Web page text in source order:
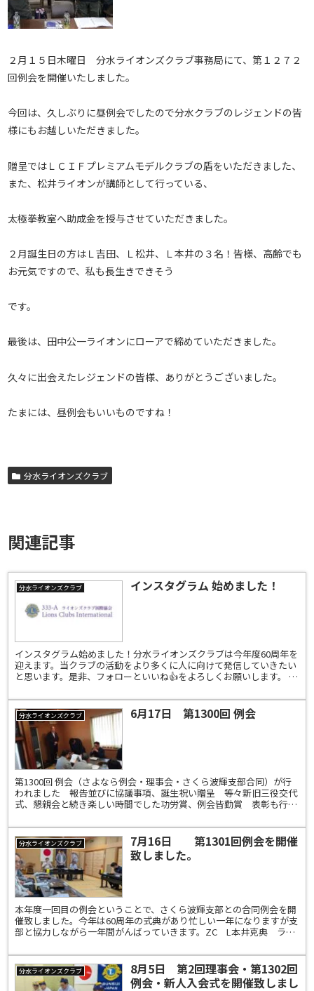
２月１５日木曜日 分水ライオンズクラブ事務局にて、第１２７２
回例会を開催いたしました。
今回は、久しぶりに昼例会でしたので分水クラブのレジェンドの皆
様にもお越しいただきました。
贈呈ではＬＣＩＦプレミアムモデルクラブの盾をいただきました、
また、松井ライオンが講師として行っている、
太極拳教室へ助成金を授与させていただきました。
２月誕生日の方はＬ吉田、Ｌ松井、Ｌ本井の３名！皆様、高齢でも
お元気ですので、私も長生きできそう
です。
最後は、田中公一ライオンにローアで締めていただきました。
久々に出会えたレジェンドの皆様、ありがとうございました。
たまには、昼例会もいいものですね！
分水ライオンズクラブ
関連記事
分水ライオンズクラブ インスタグラム 始めました！
インスタグラム始めました！分水ライオンズクラブは今年度60周年を
迎えます。当クラブの活動をより多くに人に向けて発信していきたい
と思います。是非、フォローといいね👍をよろしくお願いします。 イ
分水ライオンズクラブ 6月17日 第1300回 例会
第1300回 例会（さよなら例会・理事会・さくら波輝支部合同）が行
われました 報告並びに協議事項、誕生祝い贈呈 等々新旧三役交代
式、懇親会と続き楽しい時間でした功労賞、例会皆勤賞 表彰も行わ
分水ライオンズクラブ
7月16日 第1301回例会を開催
致しました。
本年度一回目の例会ということで、さくら波輝支部との合同例会を開
催致しました。今年は60周年の式典があり忙しい一年になりますが支
部と協力しながら一年間がんばっていきます。ZC L本井克典 ライ
分水ライオンズクラブ
8月5日 第2回理事会・第1302回
例会・新人入会式を開催致しまし